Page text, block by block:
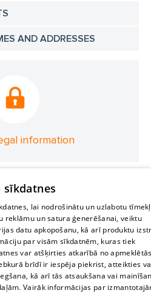
AND ADDRESSES
information
lai nodrošinātu un uzlabotu
reklāmu un satura ģenerēšanai, veiktu
datu apkopošanu, kā arī produktu
par visām sīkdatnēm, kuras tiek
var atšķirties atkarībā no
brīdī ir iespēja piekrist, atteikties
kā arī tās atsaukšana vai
Vairāk informācijas par